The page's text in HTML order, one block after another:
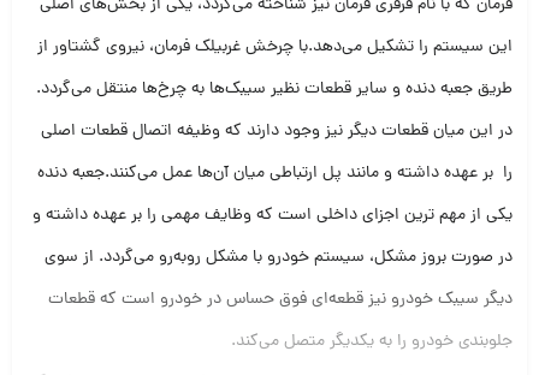
فرمان که با نام قرقری فرمان نیز شناخته می‌گردد، یکی از بخش‌های اصلی
این سیستم را تشکیل می‌دهد.با چرخش غربیلک فرمان، نیروی گشتاور از
طریق جعبه دنده و سایر قطعات نظیر سیبک‌ها به چرخ‌ها منتقل می‌گردد.
در این میان قطعات دیگر نیز وجود دارند که وظیفه اتصال قطعات اصلی
را بر عهده داشته و مانند پل ارتباطی میان آن‌ها عمل می‌کنند.جعبه دنده
یکی از مهم ترین اجزای داخلی است که وظایف مهمی ‌را بر عهده داشته و
در صورت بروز مشکل، سیستم خودرو با مشکل روبه‌رو می‌گردد. از سوی
دیگر سیبک خودرو نیز قطعه‌ای فوق حساس در خودرو است که قطعات
جلوبندی خودرو را به یکدیگر متصل می‌کند.